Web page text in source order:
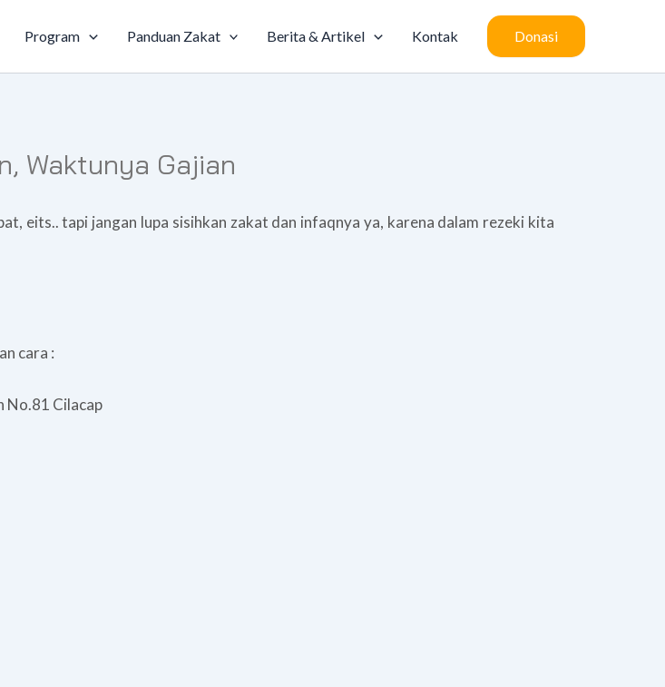
Program Panduan Zakat Berita & Artikel Kontak Donasi
Waktunya Gajian
eits.. tapi jangan lupa sisihkan zakat dan infaqnya ya, karena dalam rezeki kita
cara :
No.81 Cilacap